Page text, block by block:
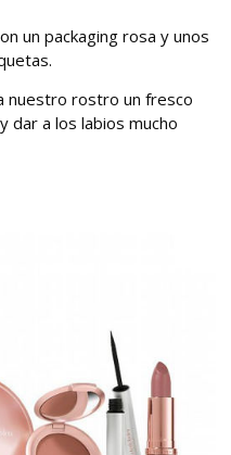
un packaging rosa y unos
nuestro rostro un fresco
dar a los labios mucho